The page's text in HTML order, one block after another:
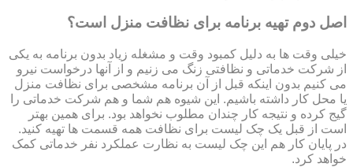
اصل دوم تهیه برنامه برای نظافت منزل است؟
خیلی وقت ها به دلیل کمبود وقت و مشغله زیاد بدون برنامه به یکی
از شرکت خدماتی و نظافتی زنگ می زنیم و از آنها درخواست نیرو
می کنیم بدون اینکه قبل از آن برنامه مشخصی برای نظافت منزل
یا محل کار داشته باشیم. این شیوه هم شما و هم شرکت خدماتی را
گیج کرده و نتیجه کار چندان مطلوب نخواهد بود. برای همین بهتر
است از قبل یک چک لیست برای نظافت همه قسمت ها تهیه کنید.
در پایان کار هم این چک لیست به نظارت عملکرد نفر خدماتی کمک
خواهد کرد.